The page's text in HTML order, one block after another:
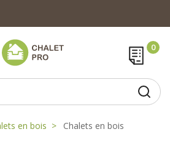
en bois
Chalets en bois